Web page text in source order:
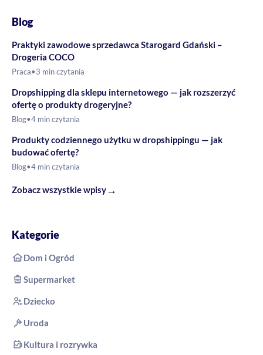
Blog
Praktyki zawodowe sprzedawca Starogard Gdański –
Drogeria COCO
Praca•3 min czytania
Dropshipping dla sklepu internetowego — jak rozszerzyć
ofertę o produkty drogeryjne?
Blog•4 min czytania
Produkty codziennego użytku w dropshippingu — jak
budować ofertę?
Blog•4 min czytania
Zobacz wszystkie wpisy→
Kategorie
Dom i Ogród
Supermarket
Dziecko
Uroda
Kultura i rozrywka